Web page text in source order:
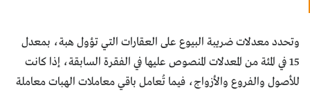
وتحدد معدلات ضريبة البيوع على العقارات التي تؤول هبة، بمعدل
15 في المئة من المعدلات المنصوص عليها في الفقرة السابقة، إذا كانت
للأصول والفروع والأزواج، فيما تُعامل باقي معاملات الهبات معاملة